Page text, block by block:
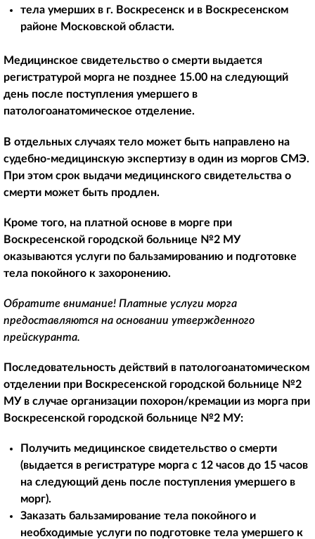
тела умерших в г. Воскресенск и в Воскресенском
районе Московской области.
Медицинское свидетельство о смерти выдается
регистратурой морга не позднее 15.00 на следующий
день после поступления умершего в
патологоанатомическое отделение.
В отдельных случаях тело может быть направлено на
судебно-медицинскую экспертизу в один из моргов СМЭ.
При этом срок выдачи медицинского свидетельства о
смерти может быть продлен.
Кроме того, на платной основе в морге при
Воскресенской городской больнице №2 МУ
оказываются услуги по бальзамированию и подготовке
тела покойного к захоронению.
Обратите внимание! Платные услуги морга
предоставляются на основании утвержденного
прейскуранта.
Последовательность действий в патологоанатомическом
отделении при Воскресенской городской больнице №2
МУ в случае организации похорон/кремации из морга при
Воскресенской городской больнице №2 МУ:
Получить медицинское свидетельство о смерти
(выдается в регистратуре морга с 12 часов до 15 часов
на следующий день после поступления умершего в
морг).
Заказать бальзамирование тела покойного и
необходимые услуги по подготовке тела умершего к